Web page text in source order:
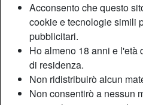
Acconsento che questo
cookie e tecnologie simili
pubblicitari.
Ho almeno 18 anni e l'età
di residenza.
Non ridistribuirò alcun
Non consentirò a nessun